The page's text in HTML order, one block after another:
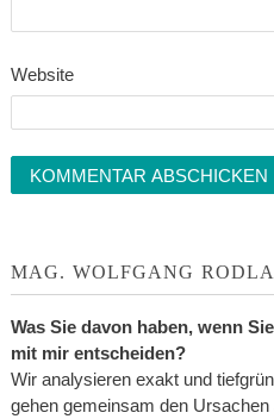
Website
MAG. WOLFGANG
Was Sie davon haben, wenn
mit mir entscheiden?
Wir analysieren exakt und
gehen gemeinsam den